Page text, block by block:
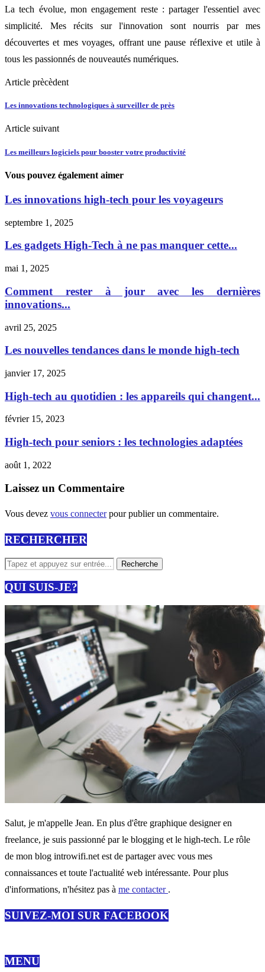
La tech évolue, mon engagement reste : partager l'essentiel avec
simplicité. Mes récits sur l'innovation sont nourris par mes
découvertes et mes voyages, offrant une pause réflexive et utile à
tous les passionnés de nouveautés numériques.
Article prècèdent
Les innovations technologiques à surveiller de près
Article suivant
Les meilleurs logiciels pour booster votre productivité
Vous pouvez également aimer
Les innovations high-tech pour les voyageurs
septembre 1, 2025
Les gadgets High-Tech à ne pas manquer cette...
mai 1, 2025
Comment rester à jour avec les dernières
innovations...
avril 25, 2025
Les nouvelles tendances dans le monde high-tech
janvier 17, 2025
High-tech au quotidien : les appareils qui changent...
février 15, 2023
High-tech pour seniors : les technologies adaptées
août 1, 2022
Laissez un Commentaire
Vous devez vous connecterpour publier un commentaire.
RECHERCHER
QUI SUIS-JE?
Salut, je m'appelle Jean. En plus d'être graphique designer en
freelance, je suis passionné par le blogging et le high-tech. Le rôle
de mon blog introwifi.net est de partager avec vous mes
connaissances et toute l'actualité web intéressante. Pour plus
d'informations, n'hésitez pas à me contacter .
SUIVEZ-MOI SUR FACEBOOK
MENU